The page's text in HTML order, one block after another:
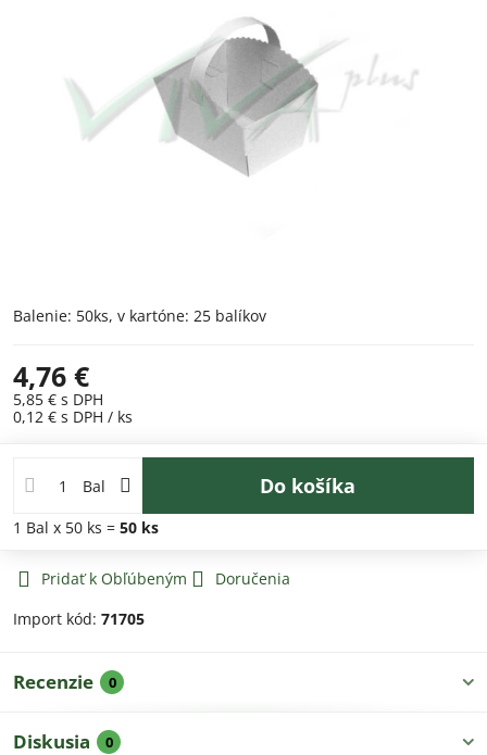
Balenie: 50ks, v kartóne: 25 balíkov
4,76 €
5,85 € s DPH
0,12 € s DPH / ks
Bal Do košíka
1 Bal x 50 ks = 50 ks
Pridať k Obľúbeným
Doručenia
Import kód: 71705
Recenzie 0
Diskusia 0